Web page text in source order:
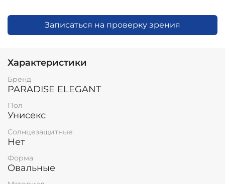
Записаться на проверку зрения
Характеристики
Бренд
PARADISE ELEGANT
Пол
Унисекс
Солнцезащитные
Нет
Форма
Овальные